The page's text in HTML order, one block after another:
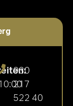
030
217
522 40